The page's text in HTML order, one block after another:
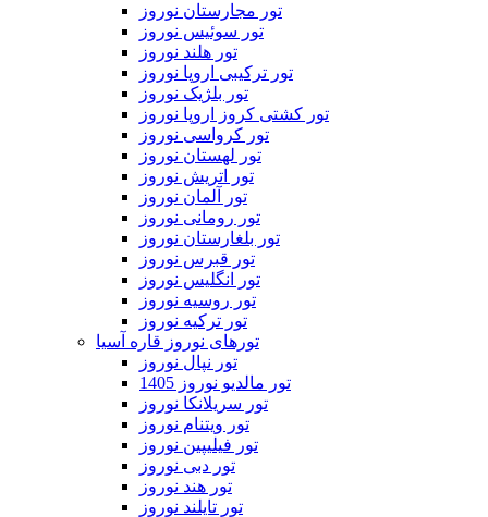
تور مجارستان نوروز
تور سوئیس نوروز
تور هلند نوروز
تور ترکیبی اروپا نوروز
تور بلژیک نوروز
تور کشتی کروز اروپا نوروز
تور کرواسی نوروز
تور لهستان نوروز
تور اتریش نوروز
تور آلمان نوروز
تور رومانی نوروز
تور بلغارستان نوروز
تور قبرس نوروز
تور انگلیس نوروز
تور روسیه نوروز
تور ترکیه نوروز
تورهای نوروز قاره آسیا
تور نپال نوروز
تور مالدیو نوروز 1405
تور سریلانکا نوروز
تور ویتنام نوروز
تور فیلیپین نوروز
تور دبی نوروز
تور هند نوروز
تور تایلند نوروز